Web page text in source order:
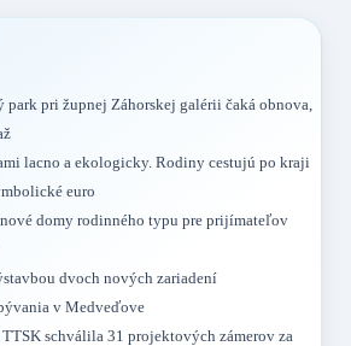
pri župnej Záhorskej galérii čaká obnova,
lacno a ekologicky. Rodiny cestujú po kraji
euro
domy rodinného typu pre prijímateľov
dvoch nových zariadení
v Medveďove
TTSK schválila 31 projektových zámerov za